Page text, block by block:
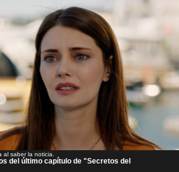
saber la noticia.
del último capítulo de "Secretos del